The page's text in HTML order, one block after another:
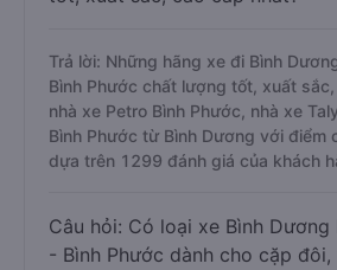
Trả lời: Những hãng xe đi Bình
Bình Phước chất lượng tốt, xuất
nhà xe Petro Bình Phước, nhà xe
Bình Phước từ Bình Dương với điểm
dựa trên 1299 đánh giá của khách
Câu hỏi: Có loại xe Bình Dương
- Bình Phước dành cho cặp đôi,